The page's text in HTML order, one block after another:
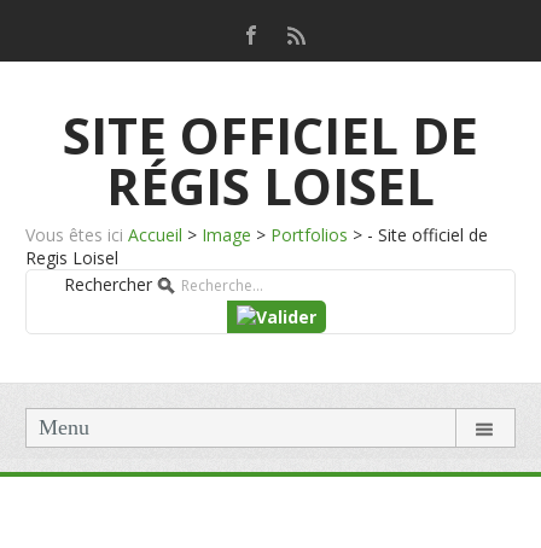
SITE OFFICIEL DE
RÉGIS LOISEL
Vous êtes ici Accueil > Image > Portfolios > - Site officiel de
Regis Loisel
Rechercher
Menu